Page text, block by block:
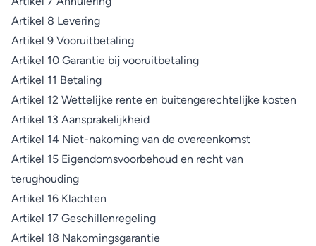
Artikel 8 Levering
Artikel 9 Vooruitbetaling
Artikel 10 Garantie bij vooruitbetaling
Artikel 11 Betaling
Artikel 12 Wettelijke rente en buitengerechtelijke kosten
Artikel 13 Aansprakelijkheid
Artikel 14 Niet-nakoming van de overeenkomst
Artikel 15 Eigendomsvoorbehoud en recht van
terughouding
Artikel 16 Klachten
Artikel 17 Geschillenregeling
Artikel 18 Nakomingsgarantie